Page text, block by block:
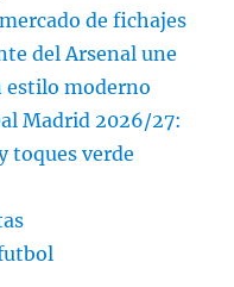
de fichajes
del Arsenal une
estilo moderno
Madrid 2026/27:
toques verde